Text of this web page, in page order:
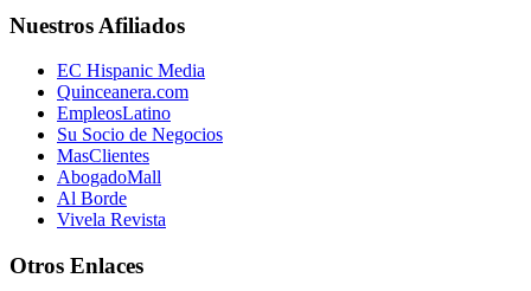
Nuestros Afiliados
EC Hispanic Media
Quinceanera.com
EmpleosLatino
Su Socio de Negocios
MasClientes
AbogadoMall
Al Borde
Vivela Revista
Otros Enlaces